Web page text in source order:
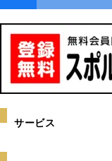
サービス